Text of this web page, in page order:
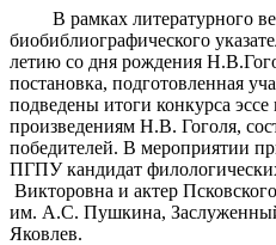
В рамках литературного
биобиблиографического
летию со дня рождения
постановка, подготовленная
подведены итоги конкурса
произведениям Н.В. Гоголя,
победителей. В мероприятии
ПГПУ кандидат
Викторовна и актер
им. А.С. Пушкина,
Яковлев.